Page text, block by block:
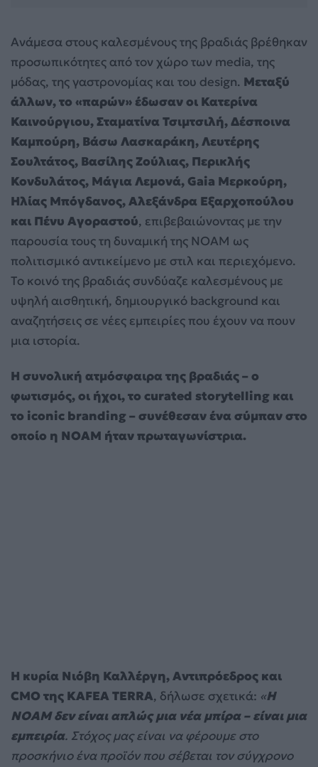
Ανάμεσα στους καλεσμένους της βραδιάς βρέθηκαν
προσωπικότητες από τον χώρο των media, της
μόδας, της γαστρονομίας και του design. Μεταξύ
άλλων, το «παρών» έδωσαν οι Κατερίνα
Καινούργιου, Σταματίνα Τσιμτσιλή, Δέσποινα
Καμπούρη, Βάσω Λασκαράκη, Λευτέρης
Σουλτάτος, Βασίλης Ζούλιας, Περικλής
Κονδυλάτος, Μάγια Λεμονά, Gaia Μερκούρη,
Ηλίας Μπόγδανος, Αλεξάνδρα Εξαρχοπούλου
και Πένυ Αγοραστού, επιβεβαιώνοντας με την
παρουσία τους τη δυναμική της NOAM ως
πολιτισμικό αντικείμενο με στιλ και περιεχόμενο.
Το κοινό της βραδιάς συνδύαζε καλεσμένους με
υψηλή αισθητική, δημιουργικό background και
αναζητήσεις σε νέες εμπειρίες που έχουν να πουν
μια ιστορία.
Η συνολική ατμόσφαιρα της βραδιάς – ο
φωτισμός, οι ήχοι, το curated storytelling και
το iconic branding – συνέθεσαν ένα σύμπαν στο
οποίο η NOAM ήταν πρωταγωνίστρια.
H κυρία Νιόβη Καλλέργη, Αντιπρόεδρος και
CΜΟ της KAFEA TERRA, δήλωσε σχετικά: «Η
NOAMδεν είναι απλώς μια νέα μπίρα –είναι μια
εμπειρία. Στόχος μας είναι να φέρουμε στο
προσκήνιο ένα προϊόν που σέβεται τον σύγχρονο